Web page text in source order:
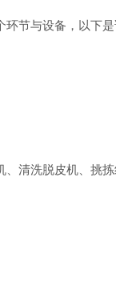
节与设备，以下是
洗脱皮机、挑拣